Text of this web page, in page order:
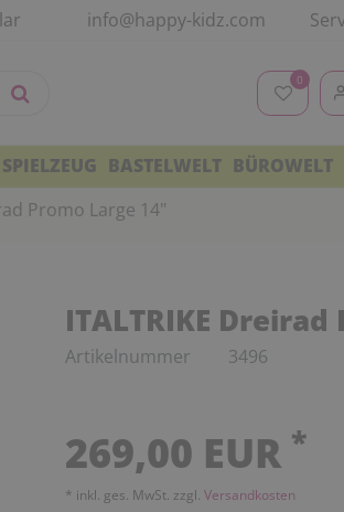
info@happy-kidz.com
0
SPIELZEUG BASTELWELT BÜROWELT
Promo Large 14"
ITALTRIKE
Artikelnummer 3496
269,00 EUR *
* inkl. ges. MwSt. zzgl. Versandkosten